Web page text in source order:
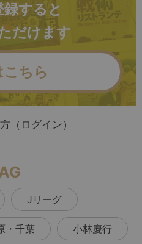
すると
だけます
ちら
（ログイン）
Jリーグ
・千葉 小林慶行